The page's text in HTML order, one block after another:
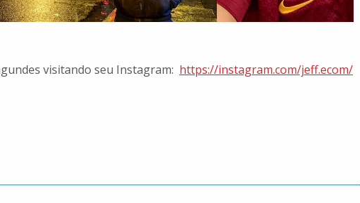
visitando seu Instagram: https://instagram.com/jeff.ecom/